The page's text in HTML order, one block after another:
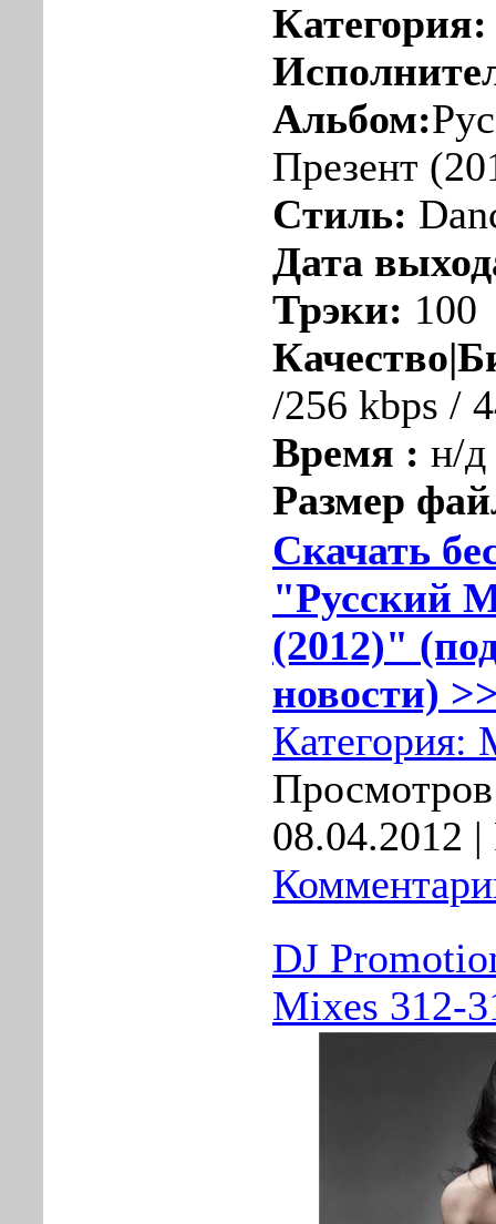
Альбом:
Презент
Стиль:
Дата
Трэки: 100
/256 kbps /
Время : н/д
Размер
Скачать
"Русский
(2012)"
новости)
Категория:
08.04.2012 |
DJ
Mixes 312-